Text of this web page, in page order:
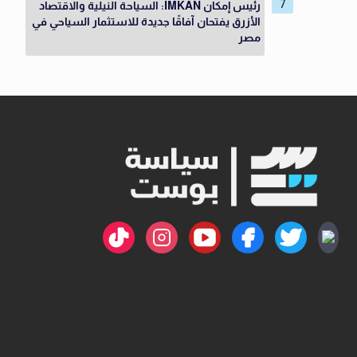
رئيس إمكان IMKAN: السياحة النيلية والاقتصاد
الأزرق يفتحان آفاقًا جديدة للاستثمار السياحي في
مصر